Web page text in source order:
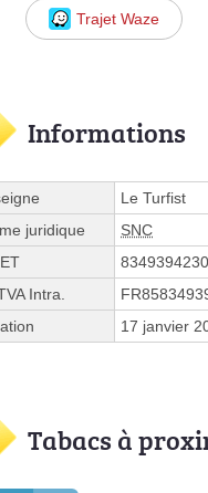
Trajet Waze
Informations
Le Turfist
juridique
SNC
Intra.
17 janvier
Tabacs à